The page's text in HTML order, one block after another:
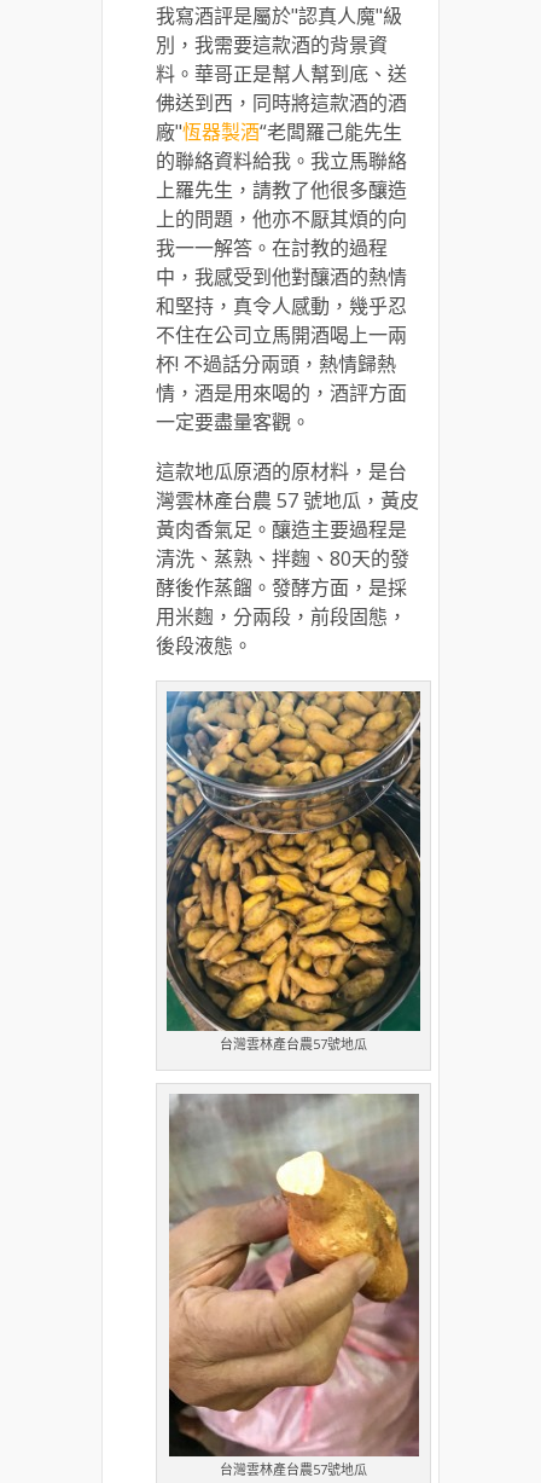
我寫酒評是屬於"認真人魔"級
別，我需要這款酒的背景資
料。華哥正是幫人幫到底、送
佛送到西，同時將這款酒的酒
廠"恆器製酒“老闆羅己能先生
的聯絡資料給我。我立馬聯絡
上羅先生，請教了他很多釀造
上的問題，他亦不厭其煩的向
我一一解答。在討教的過程
中，我感受到他對釀酒的熱情
和堅持，真令人感動，幾乎忍
不住在公司立馬開酒喝上一兩
杯! 不過話分兩頭，熱情歸熱
情，酒是用來喝的，酒評方面
一定要盡量客觀。
這款地瓜原酒的原材料，是台
灣雲林產台農 57 號地瓜，黃皮
黃肉香氣足。釀造主要過程是
清洗、蒸熟、拌麴、80天的發
酵後作蒸餾。發酵方面，是採
用米麴，分兩段，前段固態，
後段液態。
台灣雲林產台農57號地瓜
台灣雲林產台農57號地瓜